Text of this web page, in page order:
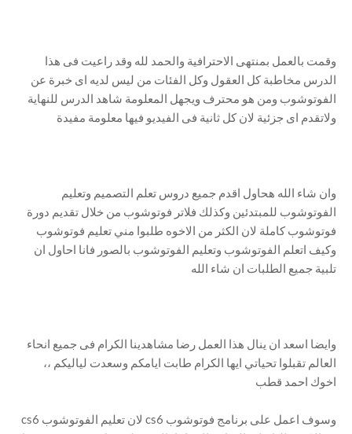
وقمت بالعمل بمنتهى الاحترافية والحمد لله وقد راعيت فى هذا
الدرس مخاطبة كل العقول وكل الفئات من ليس لديه اى خبرة عن
الفوتوشوب ومن هو محترف ويجهل المعلومة شاهد الدرس للنهاية
ولاتقدم اى جزئية لان كل ثانية فى الفيديو فيها معلومة مفيدة
وان شاء الله هحاول اقدم جميع دروس تعلم التصميم وتعليم
الفوتوشوب للمبتدئين وكذلك فلاتر فوتوشوب من خلال تقديم دورة
فوتوشوب كاملة لان الكثر من الاخوه طلبوا مني تعليم فوتوشوب
وكيف اتعلم الفوتوشوب وتعليم الفوتوشوب بالصور فانا احاول ان
تلبية جميع الطلبات ان شاء الله
وايضا اسعد ان ينال هذا العمل رضا مشاهدينا الكرام فى جميع انحاء
العالم تقبلوا تحياتي ايها الكرام طابت ايامكم وسعدت لياليكم ،،
اخوك احمد قطب
وسوف اعمل على برنامج فوتوشوب cs6 لان تعليم الفوتوشوب cs6